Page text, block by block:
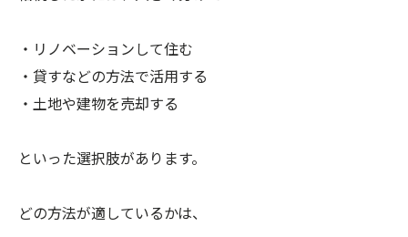
・リノベーションして住む
・貸すなどの方法で活用する
・土地や建物を売却する
といった選択肢があります。
どの方法が適しているかは、